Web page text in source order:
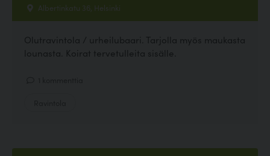
Albertinkatu 36, Helsinki
Olutravintola / urheilubaari. Tarjolla myös maukasta
lounasta. Koirat tervetulleita sisälle.